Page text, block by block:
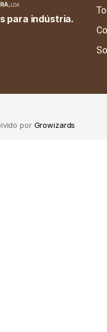
para indústria.
por Growizards